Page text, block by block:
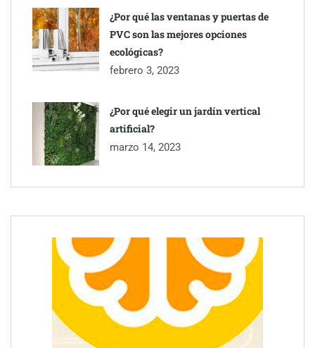
¿Por qué las ventanas y puertas de
PVC son las mejores opciones
ecológicas?
febrero 3, 2023
¿Por qué elegir un jardín vertical
artificial?
marzo 14, 2023